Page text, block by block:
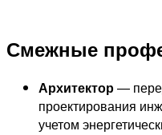
Смежные
Архитектор—
проектирования
учетом